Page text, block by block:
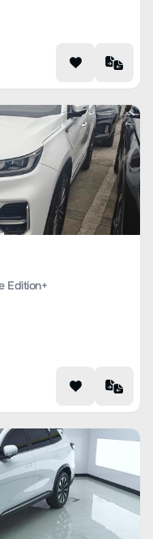
Edition+